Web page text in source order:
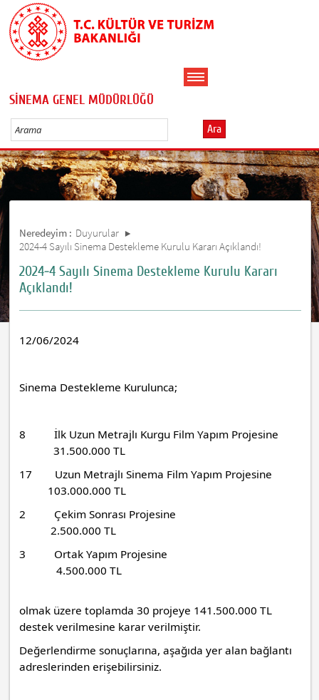
SİNEMA GENEL MÜDÜRLÜĞÜ
Ara
Neredeyim : Duyurular
2024-4 Sayılı Sinema Destekleme Kurulu Kararı Açıklandı!
2024-4 Sayılı Sinema Destekleme Kurulu Kararı
Açıklandı!
12/06/2024
Sinema Destekleme Kurulunca;
8 İlk Uzun Metrajlı Kurgu Film Yapım Projesine
31.500.000 TL
17 Uzun Metrajlı Sinema Film Yapım Projesine
103.000.000 TL
2 Çekim Sonrası Projesine
2.500.000 TL
3 Ortak Yapım Projesine
4.500.000 TL
olmak üzere toplamda 30 projeye 141.500.000 TL
destek verilmesine karar verilmiştir.
Değerlendirme sonuçlarına, aşağıda yer alan bağlantı
adreslerinden erişebilirsiniz.